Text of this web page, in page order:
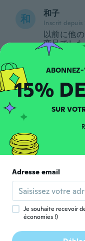
和 和子
Inscrit depuis
以前に他
商品でし
オススメし
F Fanny
Super
S
Molto
il y a 5 ans
P Pája
Inscrit
15%
SUR
Adresse email
Je souhaite recevoir
économies !)